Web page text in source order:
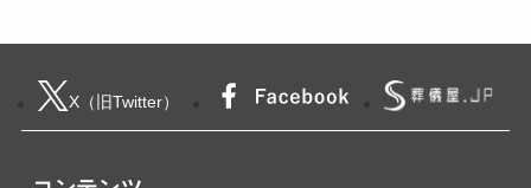
X（旧Twitter）